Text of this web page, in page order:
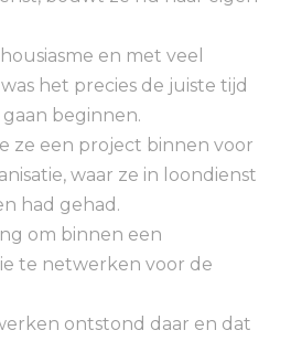
en met veel
was het precies de juiste tijd
beginnen.
ze een project binnen voor
waar ze in loondienst
had gehad.
om binnen een
te netwerken voor de
ontstond daar en dat